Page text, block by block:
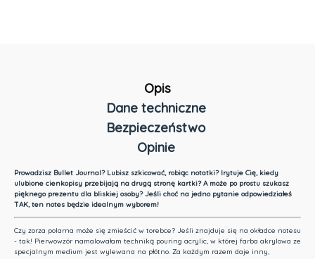
Opis
Dane techniczne
Bezpieczeństwo
Opinie
Prowadzisz Bullet Journal? Lubisz szkicować, robiąc notatki? Irytuje Cię, kiedy
ulubione cienkopisy przebijają na drugą stronę kartki? A może po prostu szukasz
pięknego prezentu dla bliskiej osoby? Jeśli choć na jedno pytanie odpowiedziałeś
TAK, ten notes będzie idealnym wyborem!
Czy zorza polarna może się zmieścić w torebce? Jeśli znajduje się na okładce notesu
- tak! Pierwowzór namalowałam techniką pouring acrylic, w której farba akrylowa ze
specjalnym medium jest wylewana na płótno. Za każdym razem daje inny,